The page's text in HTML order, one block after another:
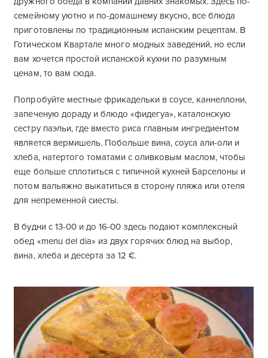
семейному уютно и по-домашнему вкусно, все блюда
приготовлены по традиционным испанским рецептам. В
Готическом Квартале много модных заведений, но если
вам хочется простой испанской кухни по разумным
ценам, то вам сюда.
Попробуйте местные фрикадельки в соусе, каннеллони,
запеченую дораду и блюдо «фидегуа», каталонскую
сестру паэльи, где вместо риса главным ингредиентом
является вермишель. Побольше вина, соуса али-оли и
хлеба, натертого томатами с оливковым маслом, чтобы
еще больше сплотиться с типичной кухней Барселоны и
потом вальяжно выкатиться в сторону пляжа или отеля
для непременной сиесты.
В будни с 13-00 и до 16-00 здесь подают комплексный
обед «menu del dia» из двух горячих блюд на выбор,
вина, хлеба и десерта за 12 €.